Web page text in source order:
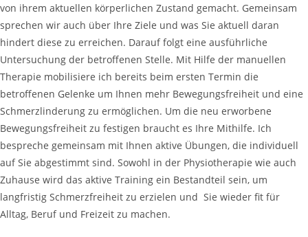
von ihrem aktuellen körperlichen Zustand gemacht. Gemeinsam
sprechen wir auch über Ihre Ziele und was Sie aktuell daran
hindert diese zu erreichen. Darauf folgt eine ausführliche
Untersuchung der betroffenen Stelle. Mit Hilfe der manuellen
Therapie mobilisiere ich bereits beim ersten Termin die
betroffenen Gelenke um Ihnen mehr Bewegungsfreiheit und eine
Schmerzlinderung zu ermöglichen. Um die neu erworbene
Bewegungsfreiheit zu festigen braucht es Ihre Mithilfe. Ich
bespreche gemeinsam mit Ihnen aktive Übungen, die individuell
auf Sie abgestimmt sind. Sowohl in der Physiotherapie wie auch
Zuhause wird das aktive Training ein Bestandteil sein, um
langfristig Schmerzfreiheit zu erzielen und Sie wieder fit für
Alltag, Beruf und Freizeit zu machen.